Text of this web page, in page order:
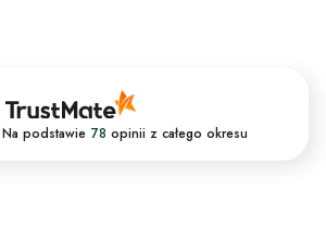
Na podstawie 78 opinii z całego okresu